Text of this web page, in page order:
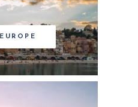
EUROPE